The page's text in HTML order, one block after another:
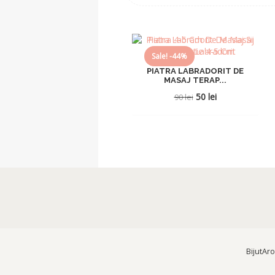
PIATRA LABRADORIT DE
MASAJ TERAP...
90lei Prețul
50 leiPrețul
Sale! -44%